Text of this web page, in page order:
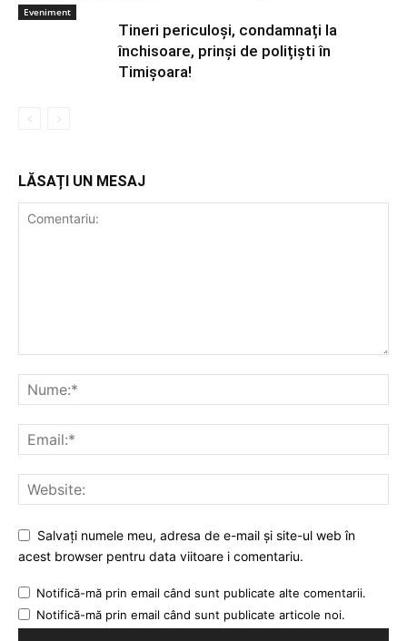
Eveniment
Tineri periculoși, condamnați la
închisoare, prinși de polițiști în
Timișoara!
LĂSAȚI UN MESAJ
Salvați numele meu, adresa de e-mail și site-ul web în
acest browser pentru data viitoare i comentariu.
Notifică-mă prin email când sunt publicate alte comentarii.
Notifică-mă prin email când sunt publicate articole noi.